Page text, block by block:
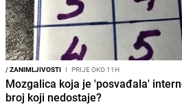
/ZANIMLJIVOSTI I PRIJE OKO 11H
Mozgalica koja je 'posvađala'
broj koji nedostaje?